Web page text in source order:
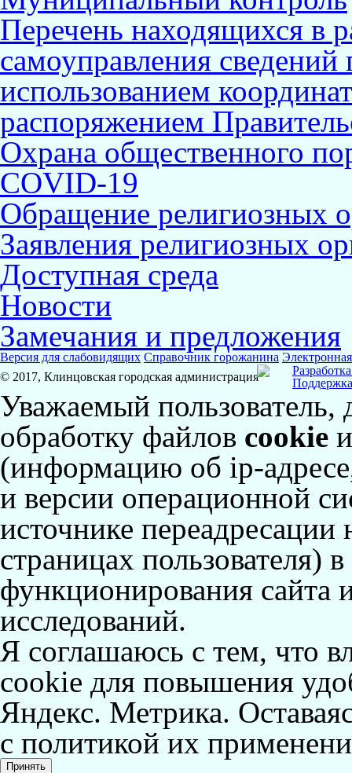
Перечень находящихся в
самоуправления
использованием
распоряжением
Охрана общественного
COVID-19
Обращение религиозных
Заявления религиозных
Доступная среда
Новости
Замечания и предложения
Версия для слабовидящих Справочник горожанина
© 2017, Клинцовская городская администрация
Уважаемый пользователь,
обработку файлов cookie
(информацию об ip-адресе
и версии операционной
источнике
страницах пользователя)
функционирования сайта
исследований.
Я соглашаюсь с тем, что
cookie для повышения
Яндекс. Метрика.
с политикой их
Принять